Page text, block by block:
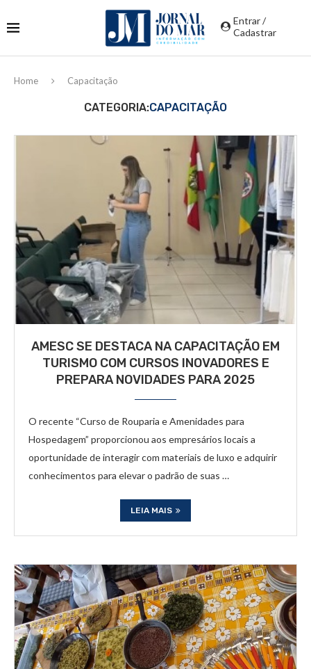
Entrar /
Cadastrar
Home Capacitação
CATEGORIA:CAPACITAÇÃO
AMESC SE DESTACA NA CAPACITAÇÃO EM
TURISMO COM CURSOS INOVADORES E
PREPARA NOVIDADES PARA 2025
O recente “Curso de Rouparia e Amenidades para
Hospedagem” proporcionou aos empresários locais a
oportunidade de interagir com materiais de luxo e adquirir
conhecimentos para elevar o padrão de suas …
LEIA MAIS